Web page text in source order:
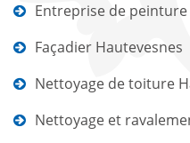
Entreprise de
Façadier Hautevesnes
Nettoyage de toiture
Nettoyage et